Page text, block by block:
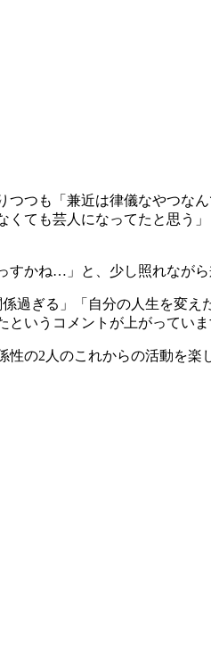
つつも「兼近は律儀なやつな
ても芸人になってたと思う
かね…」と、少し照れながら
過ぎる」「自分の人生を変え
いうコメントが上がっていま
の2人のこれからの活動を楽